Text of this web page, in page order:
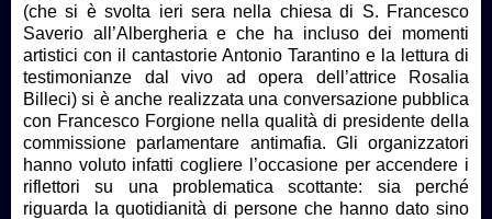
(che si è svolta ieri sera nella chiesa di S. Francesco
Saverio all’Albergheria e che ha incluso dei momenti
artistici con il cantastorie Antonio Tarantino e la lettura di
testimonianze dal vivo ad opera dell’attrice Rosalia
Billeci) si è anche realizzata una conversazione pubblica
con Francesco Forgione nella qualità di presidente della
commissione parlamentare antimafia. Gli organizzatori
hanno voluto infatti cogliere l’occasione per accendere i
riflettori su una problematica scottante: sia perché
riguarda la quotidianità di persone che hanno dato sino